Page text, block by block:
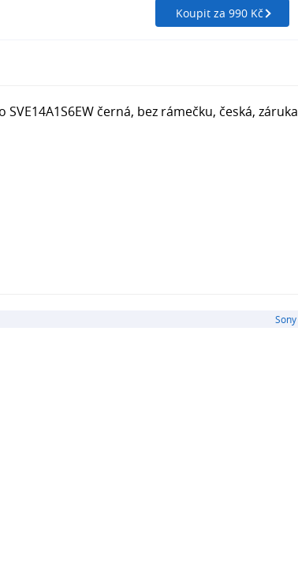
Koupit za 990 Kč
černá, bez rámečku, česká, záruka
Sony